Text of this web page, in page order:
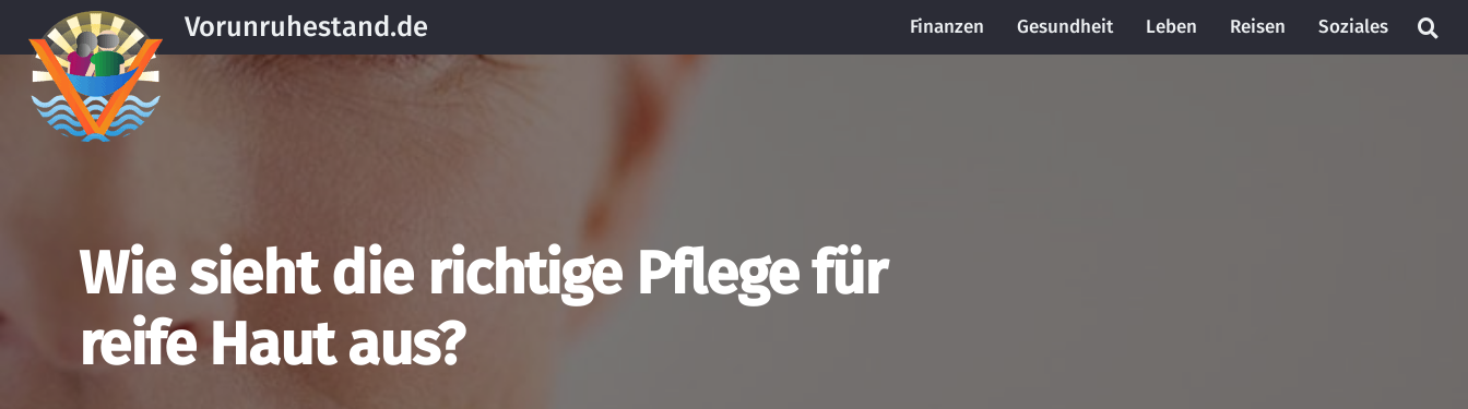
Vorunruhestand.de Finanzen Gesundheit Leben Reisen Soziales
Wie sieht die richtige Pflege für
reife Haut aus?